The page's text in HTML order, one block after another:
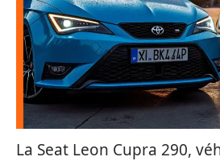
La Seat Leon Cupra 290,